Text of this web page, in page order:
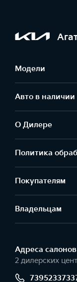
Модели
Авто в наличии
О Дилере
Политика
Покупателям
Владельцам
Адреса салонов
2 дилерских